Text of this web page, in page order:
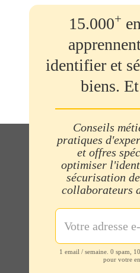
15.000+
identifier et
biens.
Conseils
pratiques
et offres
optimiser
sécurisation
collaborateurs
1 email / semaine. 0 spam,
pour votre